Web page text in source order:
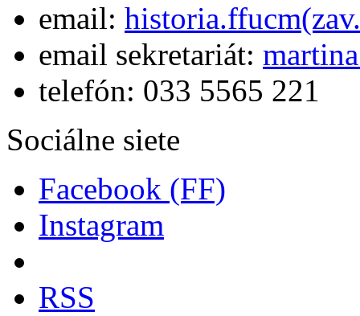
email:
email sekretariát:
telefón: 033 5565 221
Sociálne siete
Facebook (FF)
Instagram
RSS